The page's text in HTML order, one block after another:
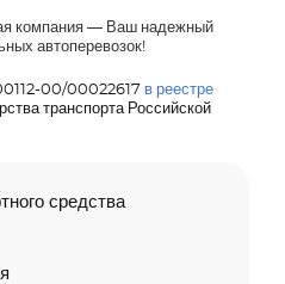
компания — Ваш надежный
автоперевозок!
00/00022617 в реестре
транспорта Российской
средства